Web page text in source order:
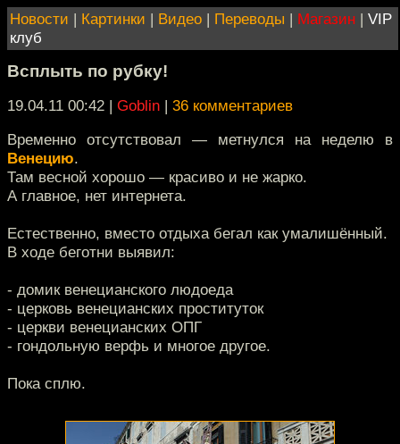
Новости | Картинки | Видео | Переводы | Магазин | VIP
клуб
Всплыть по рубку!
19.04.11 00:42 | Goblin | 36 комментариев
Временно отсутствовал — метнулся на неделю в
Венецию.
Там весной хорошо — красиво и не жарко.
А главное, нет интернета.
Естественно, вместо отдыха бегал как умалишённый.
В ходе беготни выявил:
- домик венецианского людоеда
- церковь венецианских проституток
- церкви венецианских ОПГ
- гондольную верфь и многое другое.
Пока сплю.